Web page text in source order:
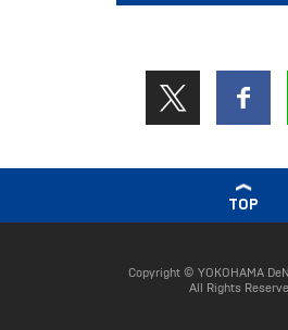
TOP
Copyright © YOKOHAMA
All Rights